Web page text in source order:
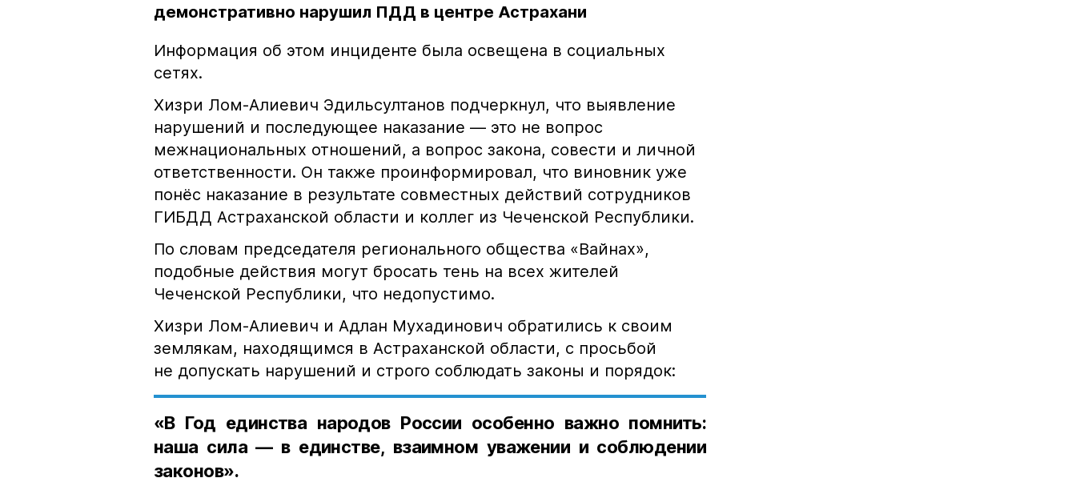
демонстративно нарушил ПДД в центре Астрахани
Информация об этом инциденте была освещена в социальных
сетях.
Хизри Лом-Алиевич Эдильсултанов подчеркнул, что выявление
нарушений и последующее наказание — это не вопрос
межнациональных отношений, а вопрос закона, совести и личной
ответственности. Он также проинформировал, что виновник уже
понёс наказание в результате совместных действий сотрудников
ГИБДД Астраханской области и коллег из Чеченской Республики.
По словам председателя регионального общества «Вайнах»,
подобные действия могут бросать тень на всех жителей
Чеченской Республики, что недопустимо.
Хизри Лом-Алиевич и Адлан Мухадинович обратились к своим
землякам, находящимся в Астраханской области, с просьбой
не допускать нарушений и строго соблюдать законы и порядок:
«В Год единства народов России особенно важно помнить:
наша сила — в единстве, взаимном уважении и соблюдении
законов».